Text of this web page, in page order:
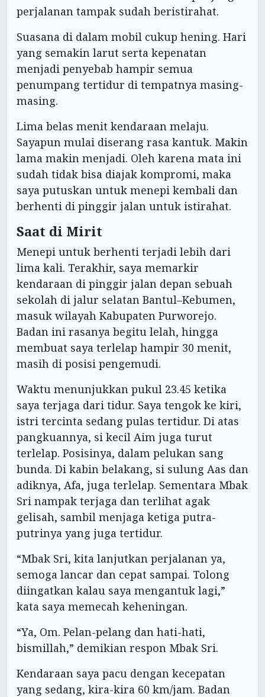
perjalanan tampak sudah beristirahat.
Suasana di dalam mobil cukup hening. Hari
yang semakin larut serta kepenatan
menjadi penyebab hampir semua
penumpang tertidur di tempatnya masing-
masing.
Lima belas menit kendaraan melaju.
Sayapun mulai diserang rasa kantuk. Makin
lama makin menjadi. Oleh karena mata ini
sudah tidak bisa diajak kompromi, maka
saya putuskan untuk menepi kembali dan
berhenti di pinggir jalan untuk istirahat.
Saat di Mirit
Menepi untuk berhenti terjadi lebih dari
lima kali. Terakhir, saya memarkir
kendaraan di pinggir jalan depan sebuah
sekolah di jalur selatan Bantul–Kebumen,
masuk wilayah Kabupaten Purworejo.
Badan ini rasanya begitu lelah, hingga
membuat saya terlelap hampir 30 menit,
masih di posisi pengemudi.
Waktu menunjukkan pukul 23.45 ketika
saya terjaga dari tidur. Saya tengok ke kiri,
istri tercinta sedang pulas tertidur. Di atas
pangkuannya, si kecil Aim juga turut
terlelap. Posisinya, dalam pelukan sang
bunda. Di kabin belakang, si sulung Aas dan
adiknya, Afa, juga terlelap. Sementara Mbak
Sri nampak terjaga dan terlihat agak
gelisah, sambil menjaga ketiga putra-
putrinya yang juga tertidur.
“Mbak Sri, kita lanjutkan perjalanan ya,
semoga lancar dan cepat sampai. Tolong
diingatkan kalau saya mengantuk lagi,”
kata saya memecah keheningan.
“Ya, Om. Pelan-pelang dan hati-hati,
bismillah,” demikian respon Mbak Sri.
Kendaraan saya pacu dengan kecepatan
yang sedang, kira-kira 60 km/jam. Badan